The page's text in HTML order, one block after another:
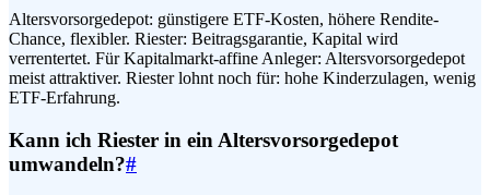
Altersvorsorgedepot: günstigere ETF-Kosten, höhere Rendite-
Chance, flexibler. Riester: Beitragsgarantie, Kapital wird
verrentertet. Für Kapitalmarkt-affine Anleger: Altersvorsorgedepot
meist attraktiver. Riester lohnt noch für: hohe Kinderzulagen, wenig
ETF-Erfahrung.
Kann ich Riester in ein Altersvorsorgedepot
umwandeln?#